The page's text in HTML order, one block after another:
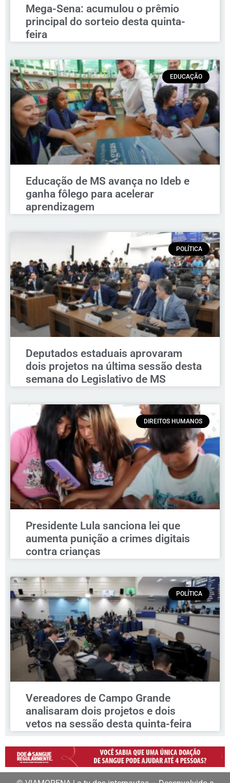
Mega-Sena: acumulou o prêmio
principal do sorteio desta quinta-
feira
EDUCAÇÃO
Educação de MS avança no Ideb e
ganha fôlego para acelerar
aprendizagem
POLÍTICA
Deputados estaduais aprovaram
dois projetos na última sessão desta
semana do Legislativo de MS
DIREITOS HUMANOS
Presidente Lula sanciona lei que
aumenta punição a crimes digitais
contra crianças
POLÍTICA
Vereadores de Campo Grande
analisaram dois projetos e dois
vetos na sessão desta quinta-feira